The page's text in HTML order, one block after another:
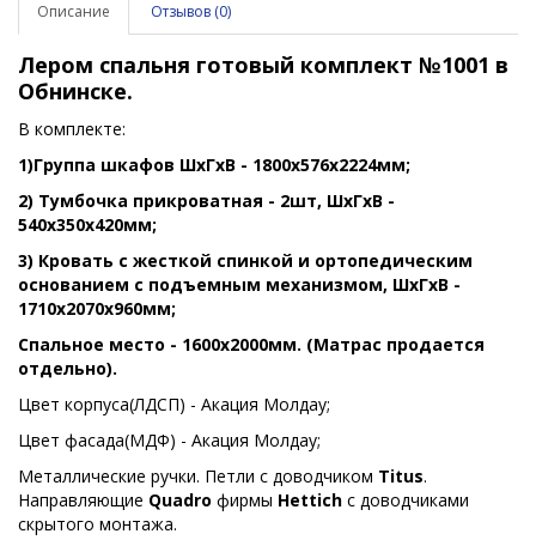
Описание Отзывов (0)
Лером спальня готовый комплект №1001 в
Обнинске.
В комплекте:
1)Группа шкафов ШхГхВ - 1800х576х2224мм;
2) Тумбочка прикроватная - 2шт, ШхГхВ -
540х350х420мм;
3) Кровать с жесткой спинкой и ортопедическим
основанием с подъемным механизмом, ШхГхВ -
1710х2070х960мм;
Спальное место - 1600х2000мм. (Матрас продается
отдельно).
Цвет корпуса(ЛДСП) - Акация Молдау;
Цвет фасада(МДФ) - Акация Молдау;
Металлические ручки. Петли с доводчиком Titus.
Направляющие Quadro фирмы Hettich с доводчиками
скрытого монтажа.